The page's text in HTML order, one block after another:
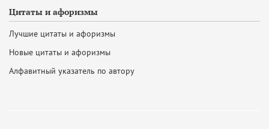
Цитаты и афоризмы
Лучшие цитаты и афоризмы
Новые цитаты и афоризмы
Алфавитный указатель по автору